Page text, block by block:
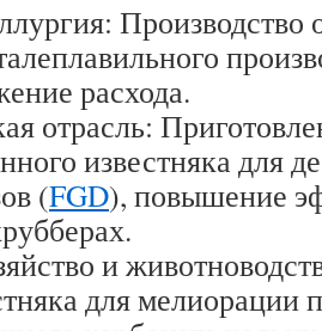
Производство
расхода.
отрасль:
известняка для
(FGD), повышение
и
для мелиорации